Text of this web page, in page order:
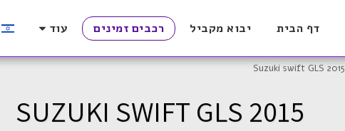
דף הבית יבוא מקביל רכבים זמינים עוד
Suzuki swift GLS 2015
SUZUKI SWIFT GLS 2015